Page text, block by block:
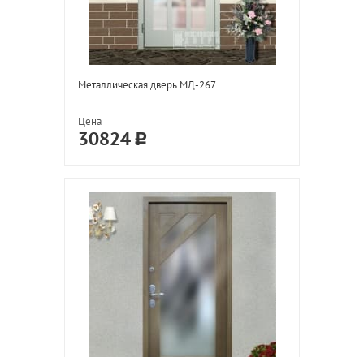
Металлическая дверь МД-267
Цена
30824